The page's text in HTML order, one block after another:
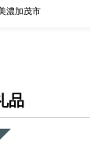
濃加茂市
品